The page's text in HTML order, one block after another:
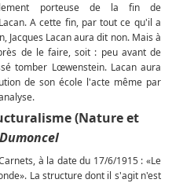
porteuse de la fin de
A cette fin, par tout ce qu'il a
Jacques Lacan aura dit non. Mais à
de le faire, soit : peu avant de
tomber Lœwenstein. Lacan aura
de son école l'acte même par
(Nature et
à la date du 17/6/1915 : «Le
La structure dont il s'agit n'est